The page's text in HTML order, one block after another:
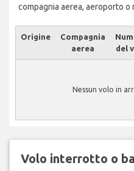
compagnia aerea, aeroporto o
Origine
Compagnia
aerea
del
Nessun volo in
Volo interrotto o